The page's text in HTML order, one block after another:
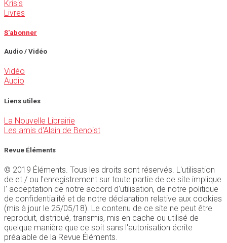
Krisis
Livres
S'abonner
Audio / Vidéo
Vidéo
Audio
Liens utiles
La Nouvelle Librairie
Les amis d'Alain de Benoist
Revue Éléments
© 2019 Éléments. Tous les droits sont réservés. L'utilisation
de et / ou l'enregistrement sur toute partie de ce site implique
l' acceptation de notre accord d'utilisation, de notre politique
de confidentialité et de notre déclaration relative aux cookies
(mis à jour le 25/05/18). Le contenu de ce site ne peut être
reproduit, distribué, transmis, mis en cache ou utilisé de
quelque manière que ce soit sans l'autorisation écrite
préalable de la Revue Éléments.